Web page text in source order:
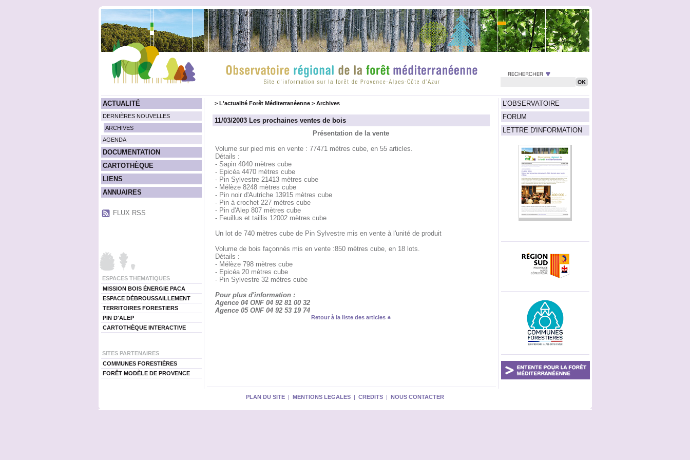
ACTUALITÉ
DERNIÈRES NOUVELLES
ARCHIVES
AGENDA
DOCUMENTATION
CARTOTHÈQUE
LIENS
ANNUAIRES
FLUX RSS
ESPACES THEMATIQUES
MISSION BOIS ÉNERGIE PACA
ESPACE DÉBROUSSAILLEMENT
TERRITOIRES FORESTIERS
PIN D'ALEP
CARTOTHÈQUE INTERACTIVE
SITES PARTENAIRES
COMMUNES FORESTIÈRES
FORÊT MODÈLE DE PROVENCE
L'OBSERVATOIRE
FORUM
LETTRE D'INFORMATION
> L'actualité Forêt Méditerranéenne> Archives
11/03/2003 Les prochaines ventes de bois
Présentation de la vente
Volume sur pied mis en vente : 77471 mètres cube, en 55 articles.
Détails :
- Sapin 4040 mètres cube
- Epicéa 4470 mètres cube
- Pin Sylvestre 21413 mètres cube
- Mélèze 8248 mètres cube
- Pin noir d'Autriche 13915 mètres cube
- Pin à crochet 227 mètres cube
- Pin d'Alep 807 mètres cube
- Feuillus et taillis 12002 mètres cube
Un lot de 740 mètres cube de Pin Sylvestre mis en vente à l'unité de produit
Volume de bois façonnés mis en vente :850 mètres cube, en 18 lots.
Détails :
- Mélèze 798 mètres cube
- Epicéa 20 mètres cube
- Pin Sylvestre 32 mètres cube
Pour plus d'information :
Agence 04 ONF 04 92 81 00 32
Agence 05 ONF 04 92 53 19 74
Retour à la liste des articles
PLAN DU SITE | MENTIONS LEGALES | CREDITS | NOUS CONTACTER